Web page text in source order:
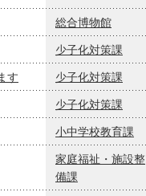
総合博物館
少子化対策課
す 少子化対策課
少子化対策課
小中学校教育課
家庭福祉・施設整
備課